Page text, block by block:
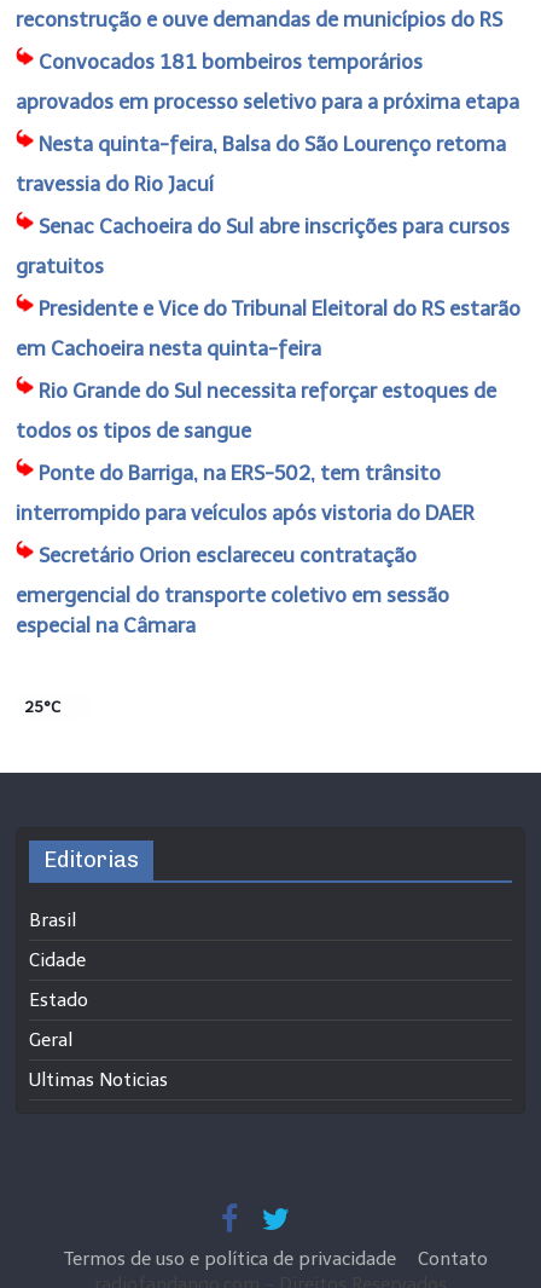
reconstrução e ouve demandas de municípios do RS
Convocados 181 bombeiros temporários
aprovados em processo seletivo para a próxima etapa
Nesta quinta-feira, Balsa do São Lourenço retoma
travessia do Rio Jacuí
Senac Cachoeira do Sul abre inscrições para cursos
gratuitos
Presidente e Vice do Tribunal Eleitoral do RS estarão
em Cachoeira nesta quinta-feira
Rio Grande do Sul necessita reforçar estoques de
todos os tipos de sangue
Ponte do Barriga, na ERS-502, tem trânsito
interrompido para veículos após vistoria do DAER
Secretário Orion esclareceu contratação
emergencial do transporte coletivo em sessão
especial na Câmara
25°C
Editorias
Brasil
Cidade
Estado
Geral
Ultimas Noticias
Termos de uso e política de privacidade
Contato